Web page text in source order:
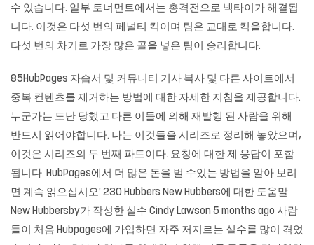
수 있습니다. 일부 토너먼트에서는 총격전으로 넥타이가 해결됩
니다. 이것은 다섯 번의 페널티 킥이며 팀은 교대로 킥을합니다.
다섯 번의 차기로 가장 많은 골을 넣은 팀이 승리합니다.
85HubPages 자습서 및 커뮤니티 기사 복사 및 다른 사이트에서
중복 컨텐츠를 제거하는 방법에 대한 자세한 지침을 제공합니다.
누군가는 도난 당했고 다른 이들에 의해 재발행 된 사람을 위해
반드시 읽어야합니다. 나는 이것들을 시리즈로 정리해 놓았으며,
이것은 시리즈의 두 번째 파트이다. 요청에 대한 제 응답이 포함
됩니다. HubPages에서 더 많은 돈을 벌 수있는 방법을 알아 보려
면 계속 읽으십시오! 230 Hubbers New Hubbers에 대한 도움말
New Hubbersby가 작성한 실수 Cindy Lawson 5 months ago 사람
들이 처음 Hubpages에 가입하면 자주 저지르는 실수를 많이 겪었